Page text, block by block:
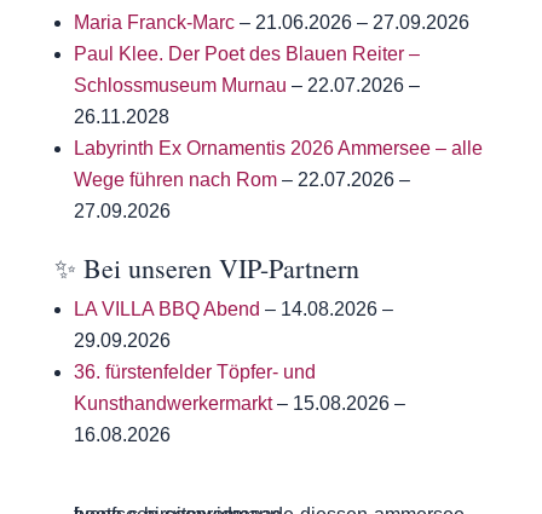
Maria Franck-Marc– 21.06.2026 – 27.09.2026
Paul Klee. Der Poet des Blauen Reiter –
Schlossmuseum Murnau – 22.07.2026 –
26.11.2028
Labyrinth Ex Ornamentis 2026 Ammersee – alle
Wege führen nach Rom– 22.07.2026 –
27.09.2026
✨ Bei unseren VIP-Partnern
LA VILLA BBQ Abend – 14.08.2026 –
29.09.2026
36. fürstenfelder Töpfer- und
Kunsthandwerkermarkt– 15.08.2026 –
16.08.2026